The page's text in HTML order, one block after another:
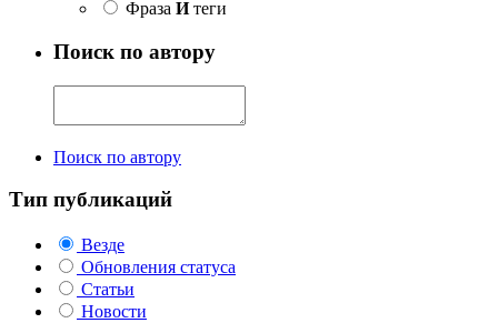
Фраза Итеги
Поиск по автору
Поиск по автору
Тип публикаций
Везде
Обновления статуса
Статьи
Новости